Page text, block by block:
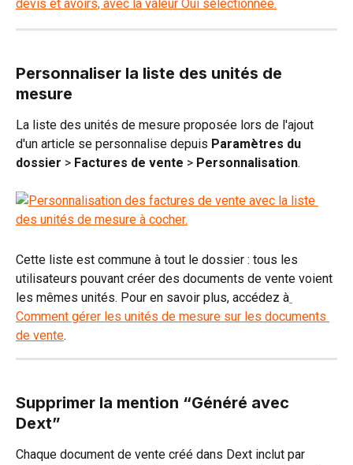
Personnaliser la liste des unités de
mesure
La liste des unités de mesure proposée lors de l'ajout
d'un article se personnalise depuis Paramètres du
dossier > Factures de vente > Personnalisation.
Cette liste est commune à tout le dossier : tous les
utilisateurs pouvant créer des documents de vente voient
les mêmes unités. Pour en savoir plus, accédez à
Comment gérer les unités de mesure sur les documents
de vente.
Supprimer la mention “Généré avec
Dext”
Chaque document de vente créé dans Dext inclut par